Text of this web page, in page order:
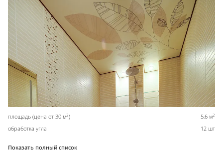
площадь (цена от 30 м2) 5,6 м2
обработка угла 12 шт
Показать полный список